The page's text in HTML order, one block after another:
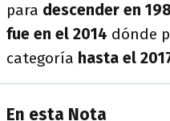
para descender en
fue en el 2014 dónde
categoría hasta el
En esta Nota